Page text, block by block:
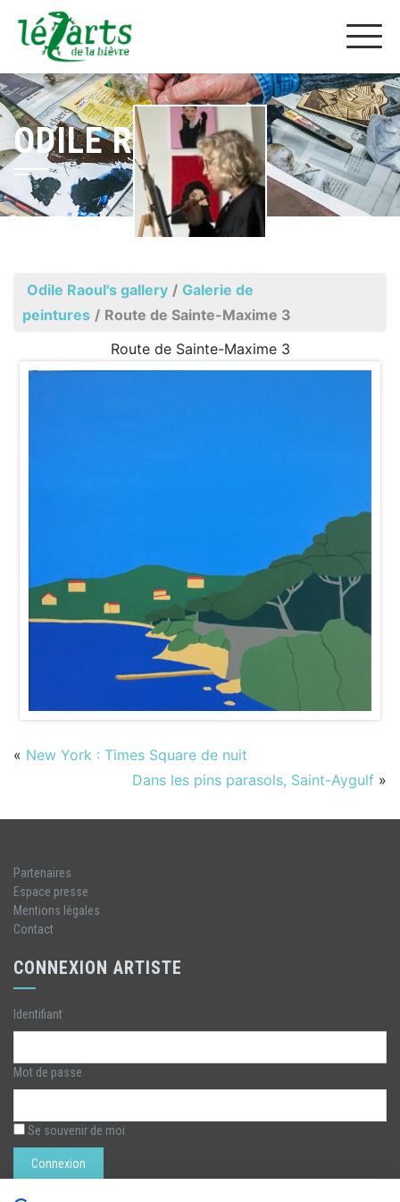
ODILE RAOUL
Odile Raoul's gallery / Galerie de
peintures / Route de Sainte-Maxime 3
Route de Sainte-Maxime 3
« New York : Times Square de nuit
Dans les pins parasols, Saint-Aygulf »
Partenaires
Espace presse
Mentions légales
Contact
CONNEXION ARTISTE
Identifiant
Mot de passe
Se souvenir de moi